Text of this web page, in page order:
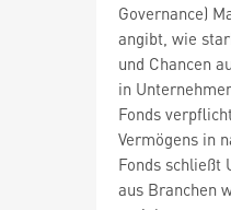
Governance)
angibt, wie
und Chancen
in
Fonds
Vermögens in
Fonds schließt
aus Branchen